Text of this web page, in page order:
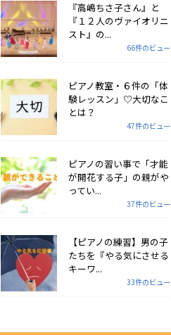
『高嶋ちさ子さん』と
『１２人のヴァイオリニ
スト』の...
66件のビュー
ピアノ教室・６件の「体
験レッスン」♡大切なこ
とは？
47件のビュー
ピアノの習い事で「才能
が開花する子」の親がや
ってい...
37件のビュー
【ピアノの練習】男の子
たちを『やる気にさせる
キーワ...
33件のビュー